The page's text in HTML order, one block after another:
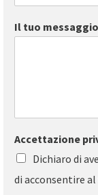
Il tuo messaggio
Accettazione
Dichiaro di
di acconsentire